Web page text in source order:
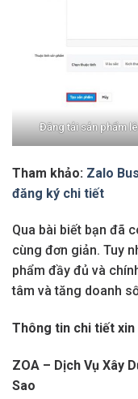
Đăng tải sản phẩm
Tham khảo: Zalo
đăng ký chi tiết
Qua bài biết bạn đã
cùng đơn giản. Tuy
phẩm đầy đủ và
tâm và tăng doanh
Thông tin chi tiết xin
ZOA – Dịch Vụ Xây
Sao